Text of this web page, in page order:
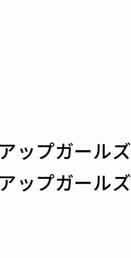
ップガールズ
ップガールズ